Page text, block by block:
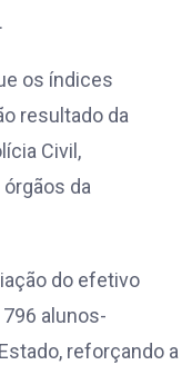
os índices
resultado da
Civil,
da
do efetivo
alunos-
reforçando a